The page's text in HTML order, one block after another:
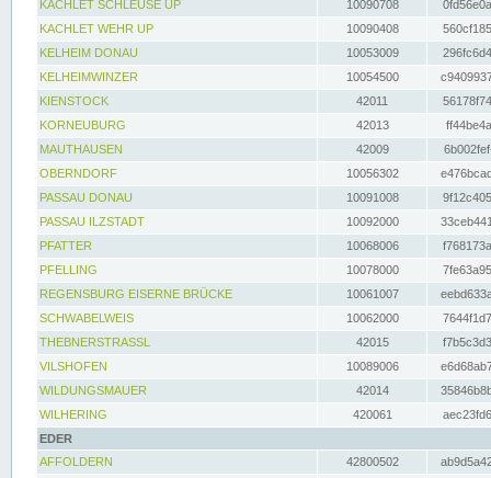
KACHLET SCHLEUSE UP
10090708
KACHLET WEHR UP
10090408
KELHEIM DONAU
10053009
KELHEIMWINZER
10054500
KIENSTOCK
42011
KORNEUBURG
42013
MAUTHAUSEN
42009
OBERNDORF
10056302
PASSAU DONAU
10091008
PASSAU ILZSTADT
10092000
PFATTER
10068006
PFELLING
10078000
REGENSBURG EISERNE BRÜCKE
10061007
SCHWABELWEIS
10062000
THEBNERSTRASSL
42015
VILSHOFEN
10089006
WILDUNGSMAUER
42014
WILHERING
420061
EDER
AFFOLDERN
42800502